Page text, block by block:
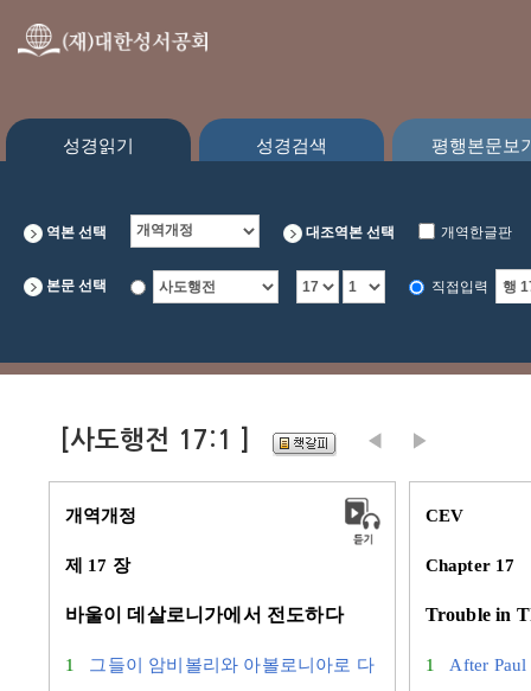
성경읽기 성경검색 평행본문보
역본 선택 대조역본 선택 개역한글판
본문 선택
직접입력
[사도행전 17:1 ]
개역개정
제 17 장
바울이 데살로니가에서 전도하다
1 그들이 암비볼리와 아볼로니아로 다
CEV
Chapter 17
Trouble in
1 After Paul